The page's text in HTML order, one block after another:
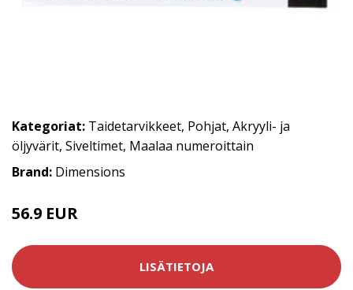
Kategoriat: Taidetarvikkeet, Pohjat, Akryyli- ja
öljyvärit, Siveltimet, Maalaa numeroittain
Brand: Dimensions
56.9 EUR
LISÄTIETOJA